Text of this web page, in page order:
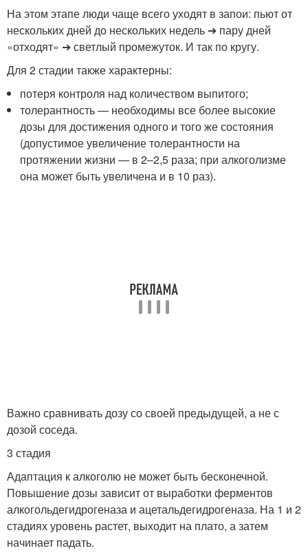
На этом этапе люди чаще всего уходят в запои: пьют от
нескольких дней до нескольких недель ➔ пару дней
«отходят» ➔ светлый промежуток. И так по кругу.
Для 2 стадии также характерны:
потеря контроля над количеством выпитого;
толерантность — необходимы все более высокие
дозы для достижения одного и того же состояния
(допустимое увеличение толерантности на
протяжении жизни — в 2–2,5 раза; при алкоголизме
она может быть увеличена и в 10 раз).
Важно сравнивать дозу со своей предыдущей, а не с
дозой соседа.
3 стадия
Адаптация к алкоголю не может быть бесконечной.
Повышение дозы зависит от выработки ферментов
алкогольдегидрогеназа и ацетальдегидрогеназа. На 1 и 2
стадиях уровень растет, выходит на плато, а затем
начинает падать.